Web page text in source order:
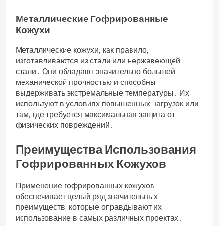
Металлические Гофрированные
Кожухи
Металлические кожухи, как правило,
изготавливаются из стали или нержавеющей
стали․ Они обладают значительно большей
механической прочностью и способны
выдерживать экстремальные температуры․ Их
используют в условиях повышенных нагрузок или
там, где требуется максимальная защита от
физических повреждений․
Преимущества Использования
Гофрированных Кожухов
Применение гофрированных кожухов
обеспечивает целый ряд значительных
преимуществ, которые оправдывают их
использование в самых различных проектах․